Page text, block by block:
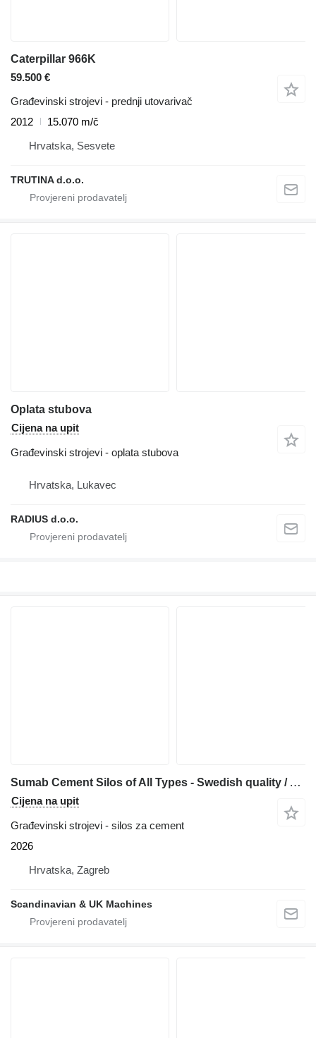
Caterpillar 966K
59.500 €
Građevinski strojevi - prednji utovarivač
2012
15.070 m/č
Hrvatska, Sesvete
TRUTINA d.o.o.
Oplata stubova
Cijena na upit
Građevinski strojevi - oplata stubova
Hrvatska, Lukavec
RADIUS d.o.o.
Sumab Cement Silos of All Types - Swedish quality / Affordable price
Cijena na upit
Građevinski strojevi - silos za cement
2026
Hrvatska, Zagreb
Scandinavian & UK Machines